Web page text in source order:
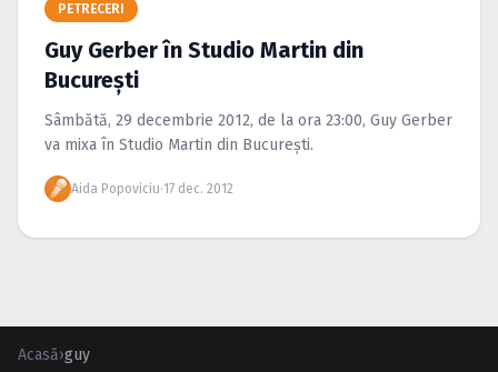
PETRECERI
Guy Gerber în Studio Martin din
Bucureşti
Sâmbătă, 29 decembrie 2012, de la ora 23:00, Guy Gerber
va mixa în Studio Martin din Bucureşti.
Aida Popoviciu·17 dec. 2012
Acasă›guy